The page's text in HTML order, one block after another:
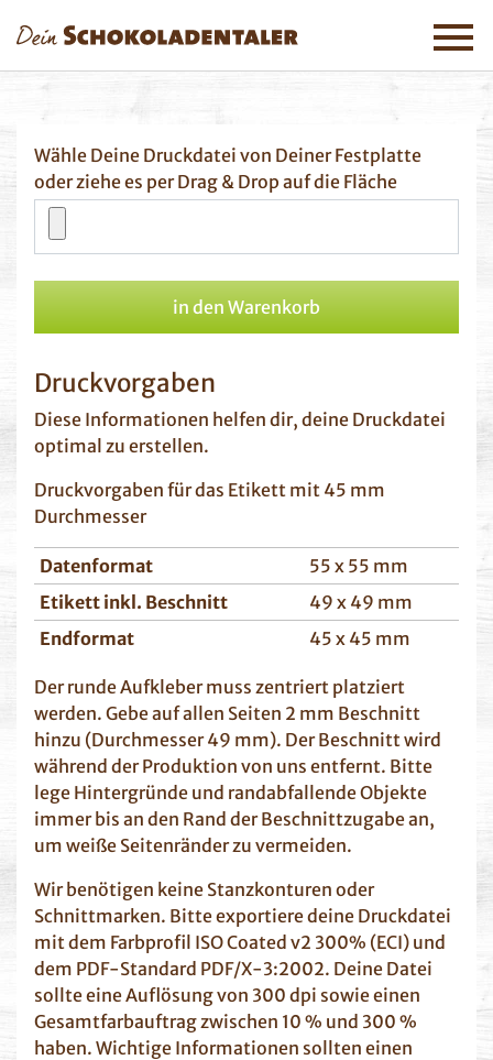
Menü
Wähle Deine Druckdatei von Deiner Festplatte
oder ziehe es per Drag & Drop auf die Fläche
in den Warenkorb
Druckvorgaben
Diese Informationen helfen dir, deine Druckdatei
optimal zu erstellen.
Druckvorgaben für das Etikett mit 45 mm
Durchmesser
Datenformat
55 x 55 mm
Etikett inkl. Beschnitt
49 x 49 mm
Endformat
45 x 45 mm
Der runde Aufkleber muss zentriert platziert
werden. Gebe auf allen Seiten 2 mm Beschnitt
hinzu (Durchmesser 49 mm). Der Beschnitt wird
während der Produktion von uns entfernt. Bitte
lege Hintergründe und randabfallende Objekte
immer bis an den Rand der Beschnittzugabe an,
um weiße Seitenränder zu vermeiden.
Wir benötigen keine Stanzkonturen oder
Schnittmarken. Bitte exportiere deine Druckdatei
mit dem Farbprofil ISO Coated v2 300% (ECI) und
dem PDF-Standard PDF/X-3:2002. Deine Datei
sollte eine Auflösung von 300 dpi sowie einen
Gesamtfarbauftrag zwischen 10 % und 300 %
haben. Wichtige Informationen sollten einen